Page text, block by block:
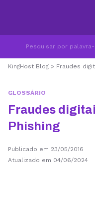
KingHost Blog > Fraudes
GLOSSÁRIO
Fraudes
Phishing
Publicado em 23/05/2016
Atualizado em 04/06/2024